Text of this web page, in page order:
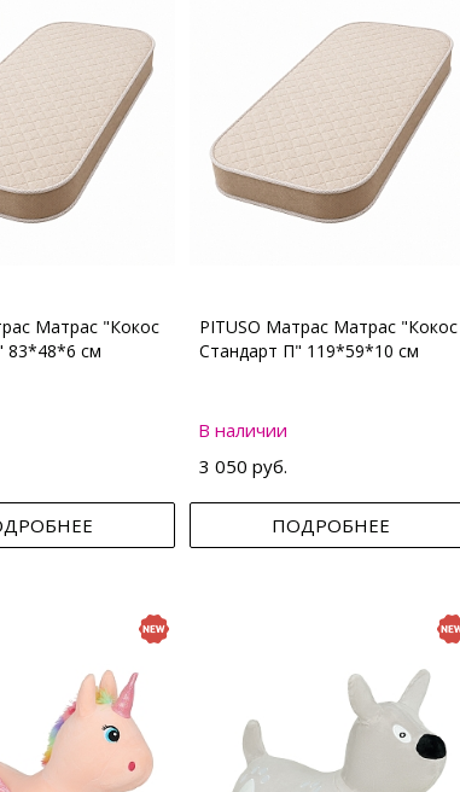
Матрас "Кокос
83*48*6 см
PITUSO Матрас Матрас "Кокос
Стандарт П" 119*59*10 см
В наличии
3 050 руб.
ПОДРОБНЕЕ